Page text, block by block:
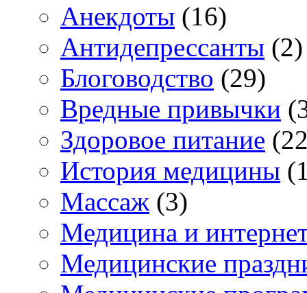
Анекдоты (16)
Антидепрессанты (2)
Блоговодство (29)
Вредные привычки
Здоровое питание
История медицины
Массаж (3)
Медицина и
Медицинские